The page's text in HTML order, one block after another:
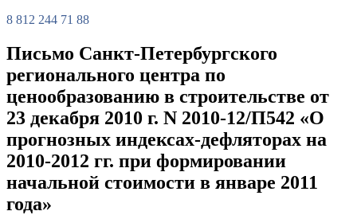
8 812 244 71 88
Письмо Санкт-Петербургского
регионального центра по
ценообразованию в строительстве от
23 декабря 2010 г. N 2010-12/П542 «О
прогнозных индексах-дефляторах на
2010-2012 гг. при формировании
начальной стоимости в январе 2011
года»